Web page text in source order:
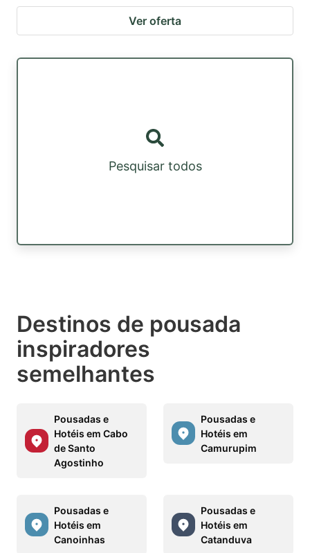
Ver oferta
Pesquisar todos
Destinos de pousada
inspiradores
semelhantes
Pousadas e
Hotéis em Cabo
de Santo
Agostinho
Pousadas e
Hotéis em
Camurupim
Pousadas e
Hotéis em
Canoinhas
Pousadas e
Hotéis em
Catanduva